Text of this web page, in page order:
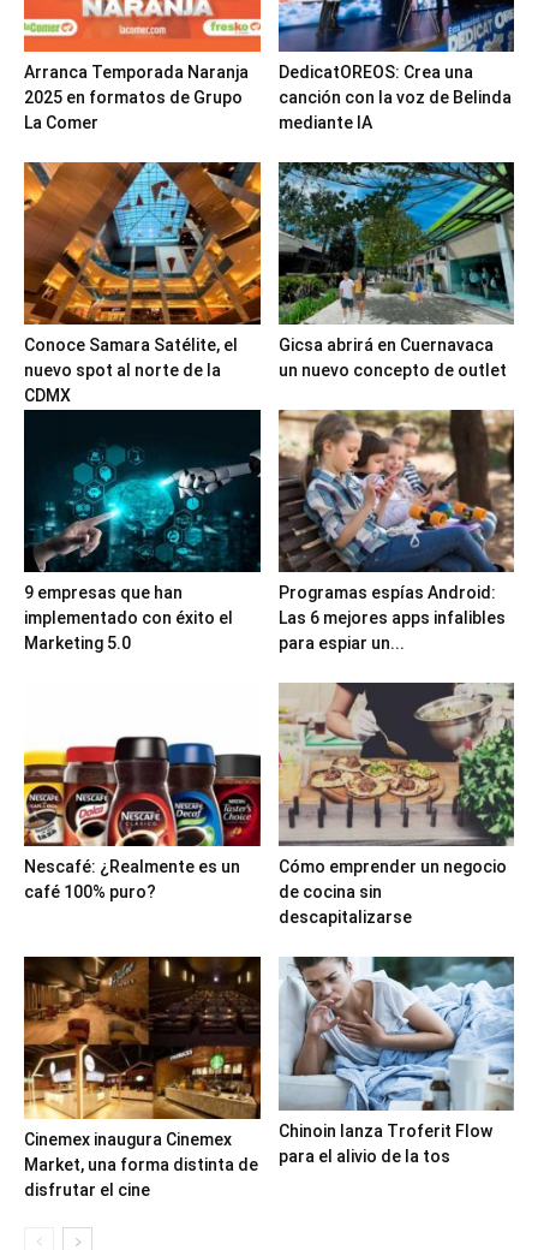
Arranca Temporada Naranja
2025 en formatos de Grupo
La Comer
DedicatOREOS: Crea una
canción con la voz de Belinda
mediante IA
Conoce Samara Satélite, el
nuevo spot al norte de la
CDMX
Gicsa abrirá en Cuernavaca
un nuevo concepto de outlet
9 empresas que han
implementado con éxito el
Marketing 5.0
Programas espías Android:
Las 6 mejores apps infalibles
para espiar un...
Nescafé: ¿Realmente es un
café 100% puro?
Cómo emprender un negocio
de cocina sin
descapitalizarse
Cinemex inaugura Cinemex
Market, una forma distinta de
disfrutar el cine
Chinoin lanza Troferit Flow
para el alivio de la tos